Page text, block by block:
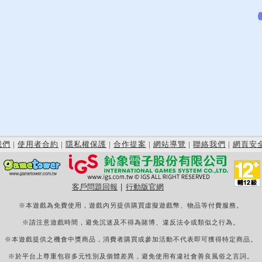
們 | 使用者合約 | 隱私權保護 | 合作提案 | 網站導覽 | 聯絡我們 | 網頁安
客戶問題回報 行動版官網
※本遊戲為免費使用，遊戲內另提供購買虛擬遊戲幣、物品等付費服務。
※請注意遊戲時間，避免沉迷及不得為賭博、違反法令或類似之行為。
※本遊戲提供之機會中獎商品，消費者購買或參加活動不代表即可獲得特定商品。
※於平台上尊重包容多元性別及個體差異，避免使用有違社會善良風俗之言詞。